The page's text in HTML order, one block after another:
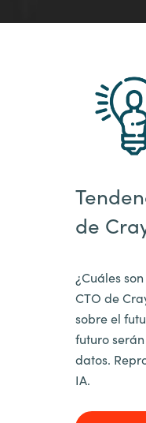
de
¿Cuáles
CTO de
sobre el
futuro
datos.
IA.